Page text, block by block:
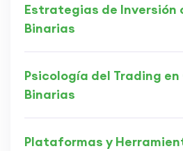
Estrategias de Inversión
Binarias
Psicología del Trading
Binarias
Plataformas y